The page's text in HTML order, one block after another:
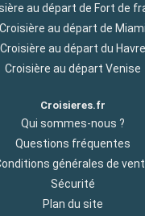
au départ de Fort de
Croisière au départ de Miami
Croisière au départ du Havre
Croisière au départ Venise
Croisieres.fr
Qui sommes-nous ?
Questions fréquentes
générales de
Sécurité
Plan du site